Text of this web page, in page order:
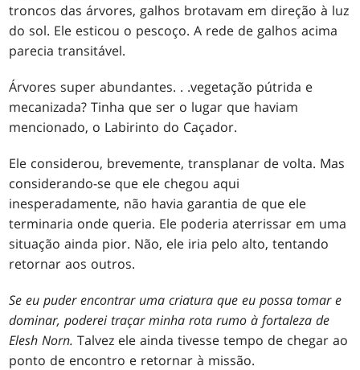
troncos das árvores, galhos brotavam em direção à luz
do sol. Ele esticou o pescoço. A rede de galhos acima
parecia transitável.
Árvores super abundantes. . .vegetação pútrida e
mecanizada? Tinha que ser o lugar que haviam
mencionado, o Labirinto do Caçador.
Ele considerou, brevemente, transplanar de volta. Mas
considerando-se que ele chegou aqui
inesperadamente, não havia garantia de que ele
terminaria onde queria. Ele poderia aterrissar em uma
situação ainda pior. Não, ele iria pelo alto, tentando
retornar aos outros.
Se eu puder encontrar uma criatura que eu possa tomar e
dominar, poderei traçar minha rota rumo à fortaleza de
Elesh Norn. Talvez ele ainda tivesse tempo de chegar ao
ponto de encontro e retornar à missão.